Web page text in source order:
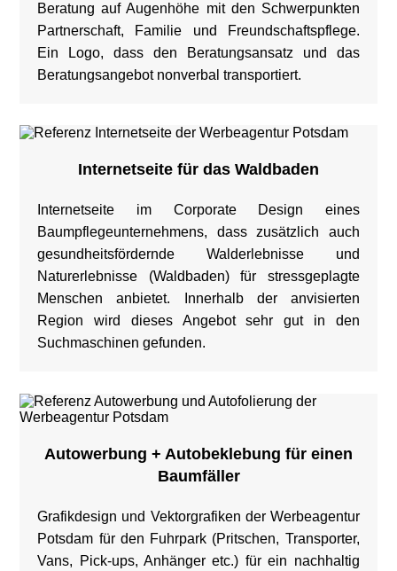
Beratung auf Augenhöhe mit den Schwerpunkten
Partnerschaft, Familie und Freundschaftspflege.
Ein Logo, dass den Beratungsansatz und das
Beratungsangebot nonverbal transportiert.
Internetseite für das Waldbaden
Internetseite im Corporate Design eines
Baumpflegeunternehmens, dass zusätzlich auch
gesundheitsfördernde Walderlebnisse und
Naturerlebnisse (Waldbaden) für stressgeplagte
Menschen anbietet. Innerhalb der anvisierten
Region wird dieses Angebot sehr gut in den
Suchmaschinen gefunden.
Autowerbung + Autobeklebung für einen
Baumfäller
Grafikdesign und Vektorgrafiken der Werbeagentur
Potsdam für den Fuhrpark (Pritschen, Transporter,
Vans, Pick-ups, Anhänger etc.) für ein nachhaltig